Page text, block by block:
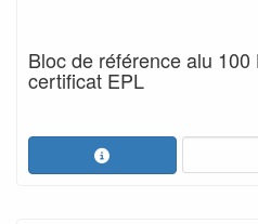
Bloc de référence alu
certificat EPL